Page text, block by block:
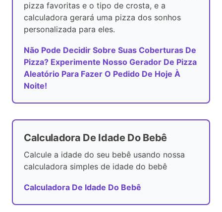
pizza favoritas e o tipo de crosta, e a
calculadora gerará uma pizza dos sonhos
personalizada para eles.
Não Pode Decidir Sobre Suas Coberturas De
Pizza? Experimente Nosso Gerador De Pizza
Aleatório Para Fazer O Pedido De Hoje À
Noite!
Calculadora De Idade Do Bebê
Calcule a idade do seu bebê usando nossa
calculadora simples de idade do bebê
Calculadora De Idade Do Bebê